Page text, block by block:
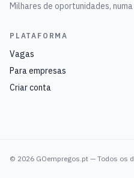
Milhares de oportunidades,
PLATAFORMA
Vagas
Para empresas
Criar conta
© 2026 GOempregos.pt — Todos os